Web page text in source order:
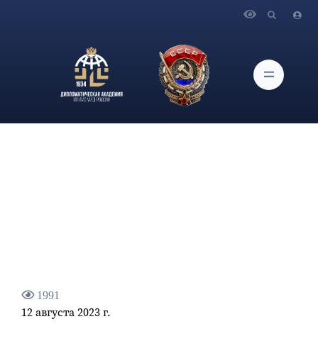
В.И.Винокуров принял участие в торжественной церемонии
открытия Олимпийской аллеи в г. Омске
1991
12 августа 2023 г.